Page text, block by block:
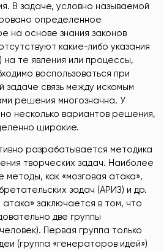
В задаче, условно называемой
определенное
на основе знания законов
какие-либо указания
на те явления или процессы,
воспользоваться при
задаче связь между искомым
решения многозначна. У
несколько вариантов решения,
широкие.
разрабатывается методика
творческих задач. Наиболее
как «мозговая атака»,
задач (АРИЗ) и др.
заключается в том, что
две группы
Первая группа только
(группа «генераторов идей»)